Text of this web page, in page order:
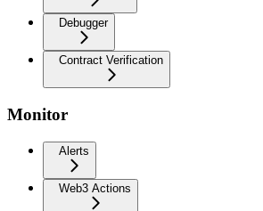
Debugger
Contract Verification
Monitor
Alerts
Web3 Actions